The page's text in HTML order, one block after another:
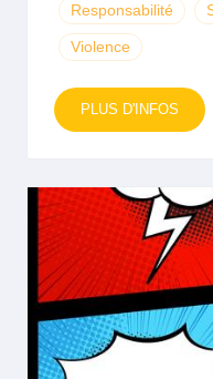
Responsabilité
Violence
PLUS D'INFOS